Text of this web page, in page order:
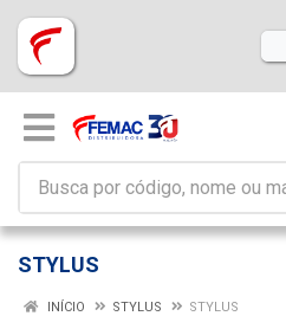
STYLUS
INÍCIO STYLUS STYLUS